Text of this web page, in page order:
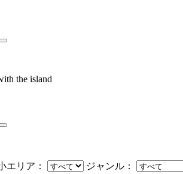
the island
エリア： ジャンル：